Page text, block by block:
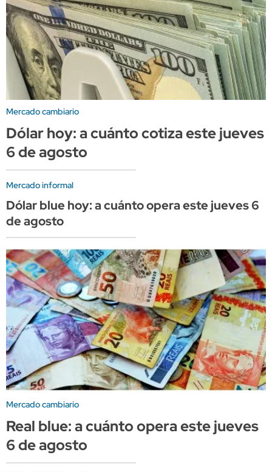
Mercado cambiario
Dólar hoy: a cuánto cotiza este jueves
6 de agosto
Mercado informal
Dólar blue hoy: a cuánto opera este jueves 6
de agosto
Mercado cambiario
Real blue: a cuánto opera este jueves
6 de agosto